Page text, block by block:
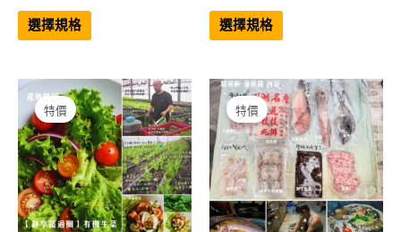
NT$2,772
選擇規格
此
品
款
式。
可
在
產
品
頁
面
選
擇
選
項
NT$3,528
選擇規格
此
品
款
式。
可
在
產
品
頁
面
選
擇
選
項
特價 特價